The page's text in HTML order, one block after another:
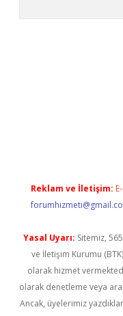
Reklam ve İletişim:
Yasal Uyarı: Sitemiz,
ve İletişim Kurumu
olarak hizmet
olarak denetleme veya
Ancak, üyelerimiz